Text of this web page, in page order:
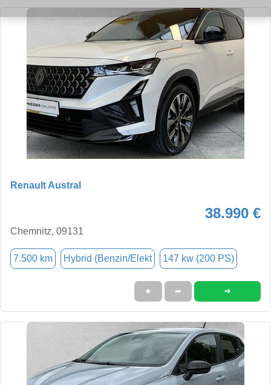
Renault Austral
38.990 €
Chemnitz, 09131
7.500 km Hybrid (Benzin/Elekt 147 kw (200 PS)
★ ➦ ➜